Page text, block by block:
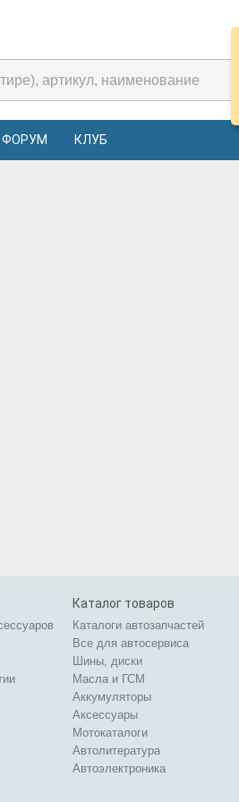
ФОРУМ КЛУБ
Каталог товаров
Каталоги автозапчастей
Все для автосервиса
Шины, диски
Масла и ГСМ
Аккумуляторы
Аксессуары
Мотокаталоги
Автолитература
Автоэлектроника